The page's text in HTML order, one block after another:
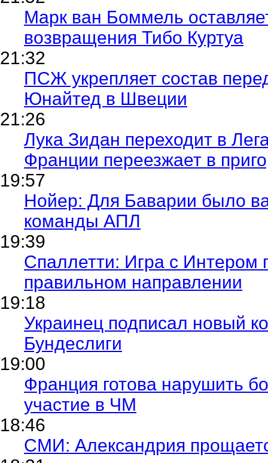
Марк ван Боммель
возвращения Тибо Куртуа
21:32
ПСЖ укрепляет состав
Юнайтед в Швеции
21:26
Лука Зидан переходит в
Франции переезжает в
19:57
Нойер: Для Баварии было
команды АПЛ
19:39
Спаллетти: Игра с Интером
правильном направлении
19:18
Украинец подписал новый
Бундеслиги
19:00
Франция готова нарушить
участие в ЧМ
18:46
СМИ: Александрия